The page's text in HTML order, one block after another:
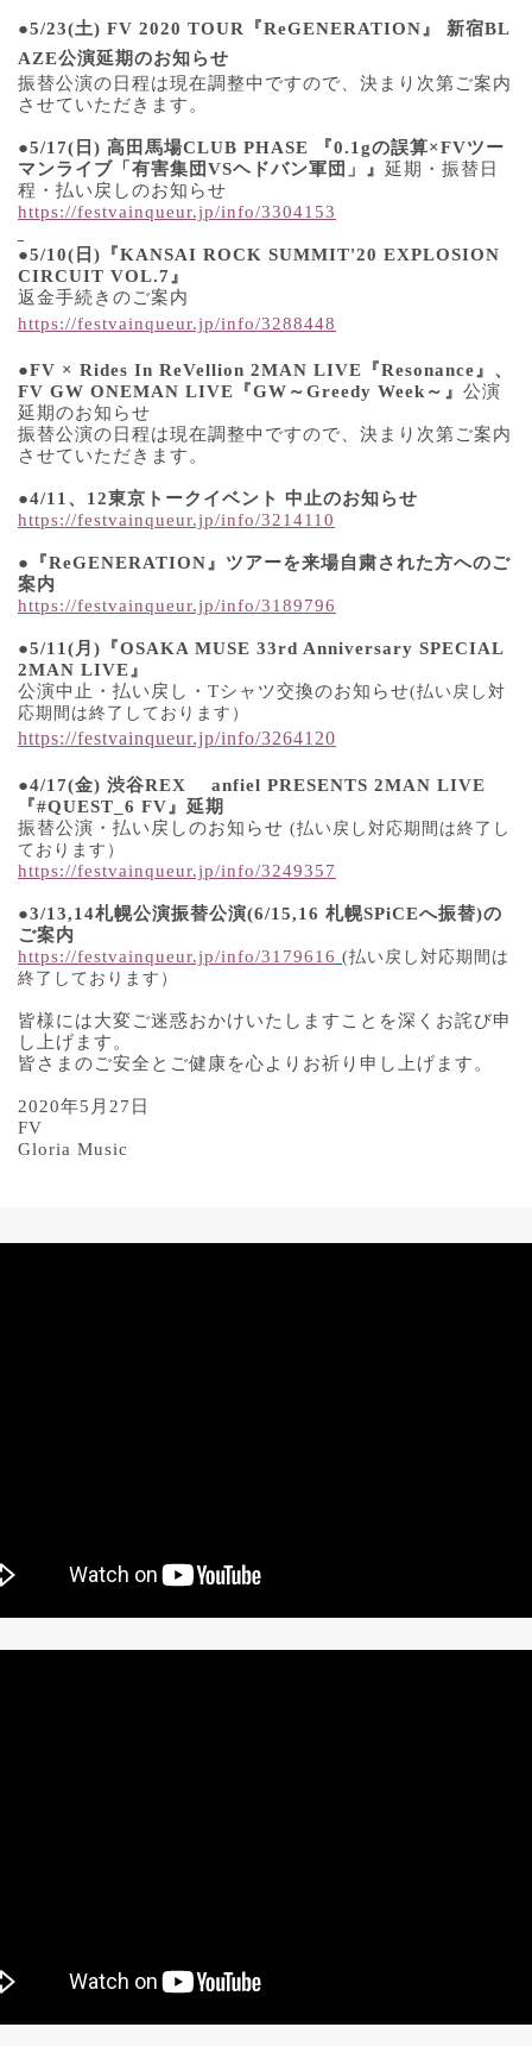
●5/23(土) FV 2020 TOUR 『ReGENERATION 』 新宿BL
AZE公演延期のお知らせ
振替公演の日程は現在調整中ですので、決まり次第ご案内
させていただきます。
●5/17( 日 ) 高田馬場CLUB PHASE 『0.1gの誤算×FVツー
マンライブ「有害集団VSヘドバン軍団」』 延期・振替日
程・払い戻しのお知らせ
https://festvainqueur.jp/info/3304153
●5/10( 日 ) 『KANSAI ROCK SUMMIT'20 EXPLOSION
CIRCUIT VOL.7 』
返金手続きのご案内
https://festvainqueur.jp/info/3288448
●FV × Rides In ReVellion 2MAN LIVE 『Resonance 』、
FV GW ONEMAN LIVE 『GW ～Greedy Week ～』 公演
延期のお知らせ
振替公演の日程は現在調整中ですので、決まり次第ご案内
させていただきます。
●4/11 、 12東京トークイベント 中止のお知らせ
https://festvainqueur.jp/info/3214110
● 『ReGENERATION 』ツアーを来場自粛された方へのご
案内
https://festvainqueur.jp/info/3189796
●5/11 ( 月 ) 『OSAKA MUSE 33rd Anniversary SPECIAL
2MAN LIVE 』
公演中止・払い戻し・ Tシャツ交換のお知らせ(払い戻し対
応期間は終了しております）
https://festvainqueur.jp/info/3264120
●4/17(金) 渋谷REX
anfiel PRESENTS 2MAN LIVE
『#QUEST_6 FV 』延期
振替公演・払い戻しのお知らせ (払い戻し対応期間は終了し
ております）
https://festvainqueur.jp/info/3249357
●3/13,14札幌公演振替公演(6/15,16 札幌SPiCEへ振替)の
ご案内
https://festvainqueur.jp/info/3179616 (払い戻し対応期間は
終了しております）
皆様には大変ご迷惑おかけいたしますことを深くお詫び申
し上げます。
皆さまのご安全とご健康を心よりお祈り申し上げます。
2020年5 月 27 日
FV
Gloria Music